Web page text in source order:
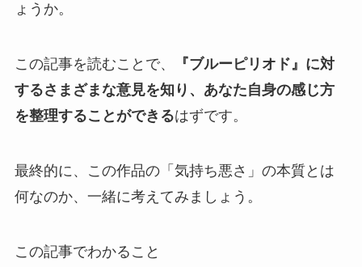
ょうか。
この記事を読むことで、
『ブルーピリオド』に対
するさまざまな意見を知り、あなた自身の感じ方
を整理することができるはずです。
最終的に、この作品の「気持ち悪さ」の本質とは
何なのか、一緒に考えてみましょう。
この記事でわかること